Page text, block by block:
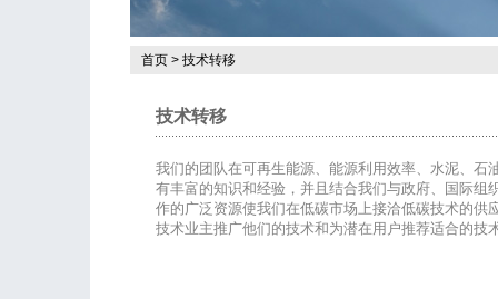
首页 > 技术转移
技术转移
我们的团队在可再生能源、能源利用效率、水泥、石
有丰富的知识和经验，并且结合我们与政府、国际组
作的广泛资源使我们在低碳市场上接洽低碳技术的供
技术业主推广他们的技术和为潜在用户推荐适合的技